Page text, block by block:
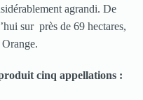
agrandi. De
sur près de 69 hectares,
cinq appellations :